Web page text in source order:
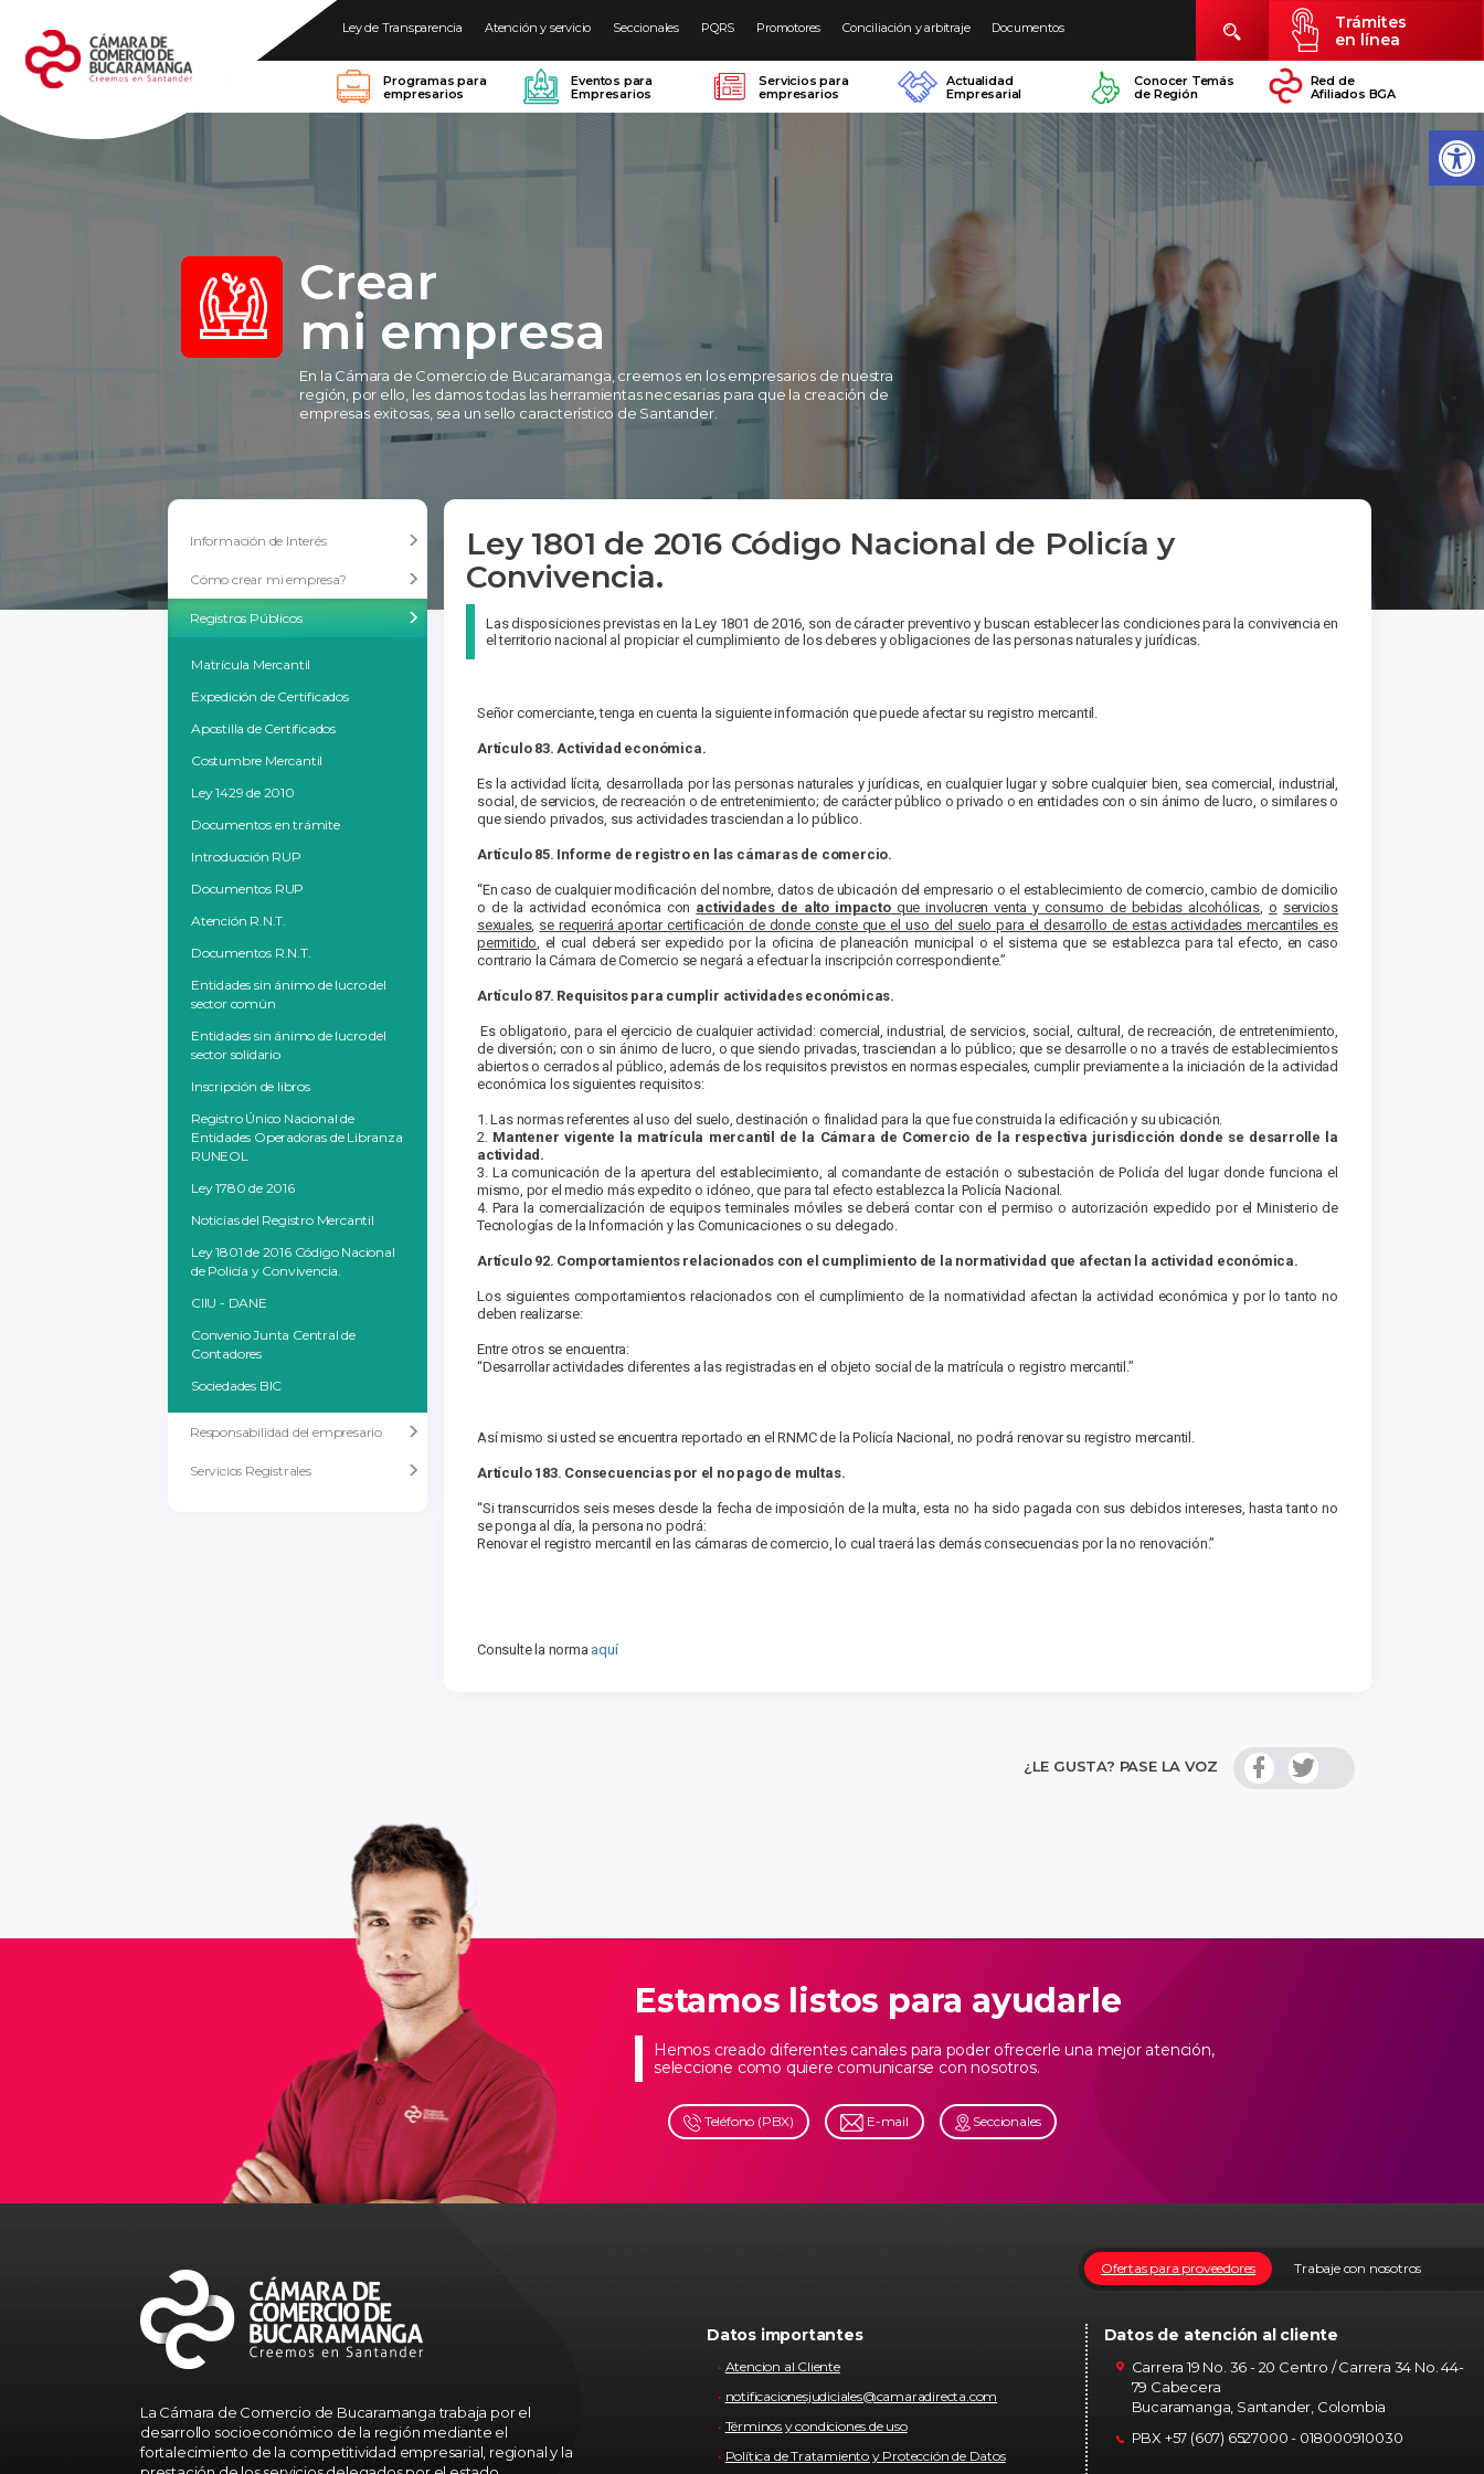
Ley de Transparencia Atención y servicio Seccionales PQRS Promotores Conciliación y arbitraje Documentos
Trámites
en línea
Programas para
empresarios
Eventos para
Empresarios
Servicios para
empresarios
Actualidad
Empresarial
Conocer Temás
de Región
Red de
Afiliados BGA
Crear
mi empresa
En la Cámara de Comercio de Bucaramanga, creemos en los empresarios de nuestra
región, por ello, les damos todas las herramientas necesarias para que la creación de
empresas exitosas, sea un sello característico de Santander.
Información de Interés
Cómo crear mi empresa?
Registros Públicos
Matrícula Mercantil
Expedición de Certificados
Apostilla de Certificados
Costumbre Mercantil
Ley 1429 de 2010
Documentos en trámite
Introducción RUP
Documentos RUP
Atención R.N.T.
Documentos R.N.T.
Entidades sin ánimo de lucro del
sector común
Entidades sin ánimo de lucro del
sector solidario
Inscripción de libros
Registro Único Nacional de
Entidades Operadoras de Libranza
RUNEOL
Ley 1780 de 2016
Noticias del Registro Mercantil
Ley 1801 de 2016 Código Nacional
de Policía y Convivencia.
CIIU - DANE
Convenio Junta Central de
Contadores
Sociedades BIC
Responsabilidad del empresario
Servicios Registrales
Ley 1801 de 2016 Código Nacional de Policía y
Convivencia.
Las disposiciones previstas en la Ley 1801 de 2016, son de cáracter preventivo y buscan establecer las condiciones para la convivencia en
el territorio nacional al propiciar el cumplimiento de los deberes y obligaciones de las personas naturales y jurídicas.
Señor comerciante, tenga en cuenta la siguiente información que puede afectar su registro mercantil.
Artículo 83. Actividad económica.
Es la actividad lícita, desarrollada por las personas naturales y jurídicas, en cualquier lugar y sobre cualquier bien, sea comercial, industrial,
social, de servicios, de recreación o de entretenimiento; de carácter público o privado o en entidades con o sin ánimo de lucro, o similares o
que siendo privados, sus actividades trasciendan a lo público.
Artículo 85. Informe de registro en las cámaras de comercio.
“En caso de cualquier modificación del nombre, datos de ubicación del empresario o el establecimiento de comercio, cambio de domicilio
o de la actividad económica con actividades de alto impactoque involucren venta y consumo de bebidas alcohólicas, o servicios
sexuales, se requerirá aportar certificación de donde conste que el uso del suelo para el desarrollo de estas actividades mercantiles es
permitido, el cual deberá ser expedido por la oficina de planeación municipal o el sistema que se establezca para tal efecto, en caso
contrario la Cámara de Comercio se negará a efectuar la inscripción correspondiente.”
Artículo 87. Requisitos para cumplir actividades económicas.
Es obligatorio, para el ejercicio de cualquier actividad: comercial, industrial, de servicios, social, cultural, de recreación, de entretenimiento,
de diversión; con o sin ánimo de lucro, o que siendo privadas, trasciendan a lo público; que se desarrolle o no a través de establecimientos
abiertos o cerrados al público, además de los requisitos previstos en normas especiales, cumplir previamente a la iniciación de la actividad
económica los siguientes requisitos:
1. Las normas referentes al uso del suelo, destinación o finalidad para la que fue construida la edificación y su ubicación.
2. Mantener vigente la matrícula mercantil de la Cámara de Comercio de la respectiva jurisdicción donde se desarrolle la
actividad.
3. La comunicación de la apertura del establecimiento, al comandante de estación o subestación de Policía del lugar donde funciona el
mismo, por el medio más expedito o idóneo, que para tal efecto establezca la Policía Nacional.
4. Para la comercialización de equipos terminales móviles se deberá contar con el permiso o autorización expedido por el Ministerio de
Tecnologías de la Información y las Comunicaciones o su delegado.
Artículo 92. Comportamientos relacionados con el cumplimiento de la normatividad que afectan la actividad económica.
Los siguientes comportamientos relacionados con el cumplimiento de la normatividad afectan la actividad económica y por lo tanto no
deben realizarse:
Entre otros se encuentra:
“Desarrollar actividades diferentes a las registradas en el objeto social de la matrícula o registro mercantil.”
Así mismo si usted se encuentra reportado en el RNMC de la Policía Nacional, no podrá renovar su registro mercantil.
Artículo 183. Consecuencias por el no pago de multas.
“Si transcurridos seis meses desde la fecha de imposición de la multa, esta no ha sido pagada con sus debidos intereses, hasta tanto no
se ponga al día, la persona no podrá:
Renovar el registro mercantil en las cámaras de comercio, lo cual traerá las demás consecuencias por la no renovación.”
Consulte la norma aquí
¿LE GUSTA? PASE LA VOZ
Estamos listos para ayudarle
Hemos creado diferentes canales para poder ofrecerle una mejor atención,
seleccione como quiere comunicarse con nosotros.
Teléfono (PBX) E-mail Seccionales
La Cámara de Comercio de Bucaramanga trabaja por el
desarrollo socioeconómico de la región mediante el
fortalecimiento de la competitividad empresarial, regional y la
Trabaje con nosotros
Ofertas para proveedores
Datos importantes
Atencion al Cliente
notificacionesjudiciales@camaradirecta.com
Términos y condiciones de uso
Política de Tratamiento y Protección de Datos
Datos de atención al cliente
Carrera 19 No. 36 - 20 Centro / Carrera 34 No. 44-
79 Cabecera
Bucaramanga, Santander, Colombia
PBX +57 (607) 6527000 - 018000910030